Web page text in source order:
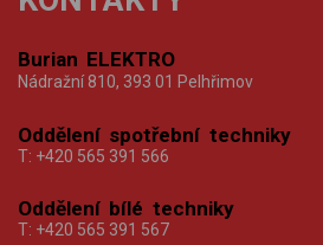
Burian ELEKTRO
Nádražní 810, 393 01 Pelhřimov
Oddělení spotřební techniky
T: +420 565 391 566
Oddělení bílé techniky
T: +420 565 391 567